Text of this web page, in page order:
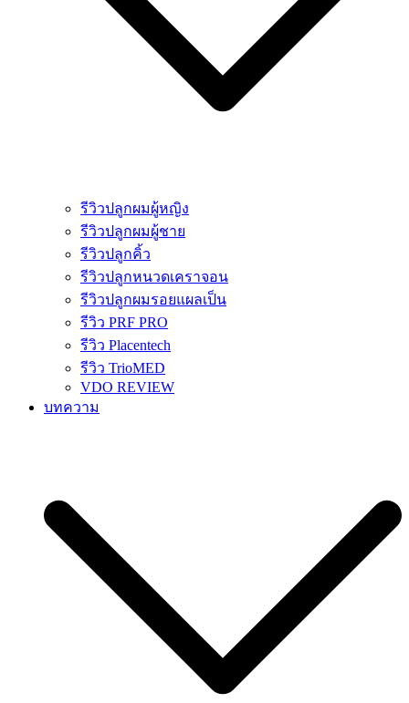
รีวิวปลูกผมผู้หญิง
รีวิวปลูกผมผู้ชาย
รีวิวปลูกคิ้ว
รีวิวปลูกหนวดเคราจอน
รีวิวปลูกผมรอยแผลเป็น
รีวิว PRF PRO
รีวิว Placentech
รีวิว TrioMED
VDO REVIEW
บทความ